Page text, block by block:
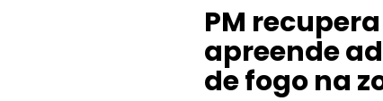
PM
apreende
de fogo na